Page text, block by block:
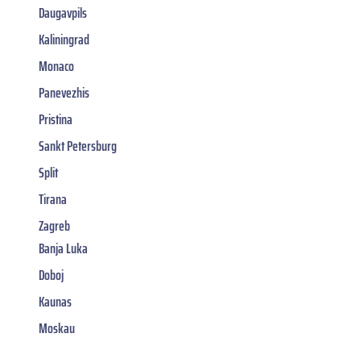
Daugavpils
Kaliningrad
Monaco
Panevezhis
Pristina
Sankt Petersburg
Split
Tirana
Zagreb
Banja Luka
Doboj
Kaunas
Moskau